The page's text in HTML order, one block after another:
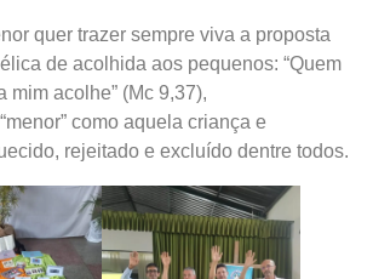
quer trazer sempre viva a proposta
de acolhida aos pequenos: “Quem
mim acolhe” (Mc 9,37),
como aquela criança e
rejeitado e excluído dentre todos.